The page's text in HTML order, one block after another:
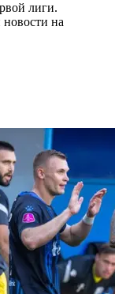
лиги.
новости на